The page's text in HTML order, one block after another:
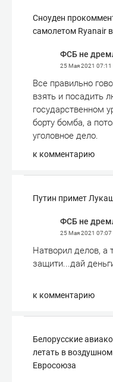
Сноуден
самолетом Ryanair
ФСБ не
25 Мая 2021 07:11
Все правильно
взять и посадить
государственном
борту бомба, а
уголовное дело.
к комментарию
Путин примет
ФСБ не
25 Мая 2021 07:07
Натворил делов, а
защити...дай
к комментарию
Белорусские
летать в
Евросоюза